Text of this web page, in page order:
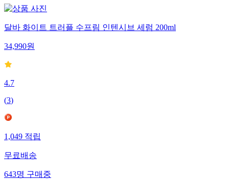
달바 화이트 트러플 수프림 인텐시브 세럼 200ml
34,990원
4.7
(3)
1,049 적립
무료배송
643명 구매중